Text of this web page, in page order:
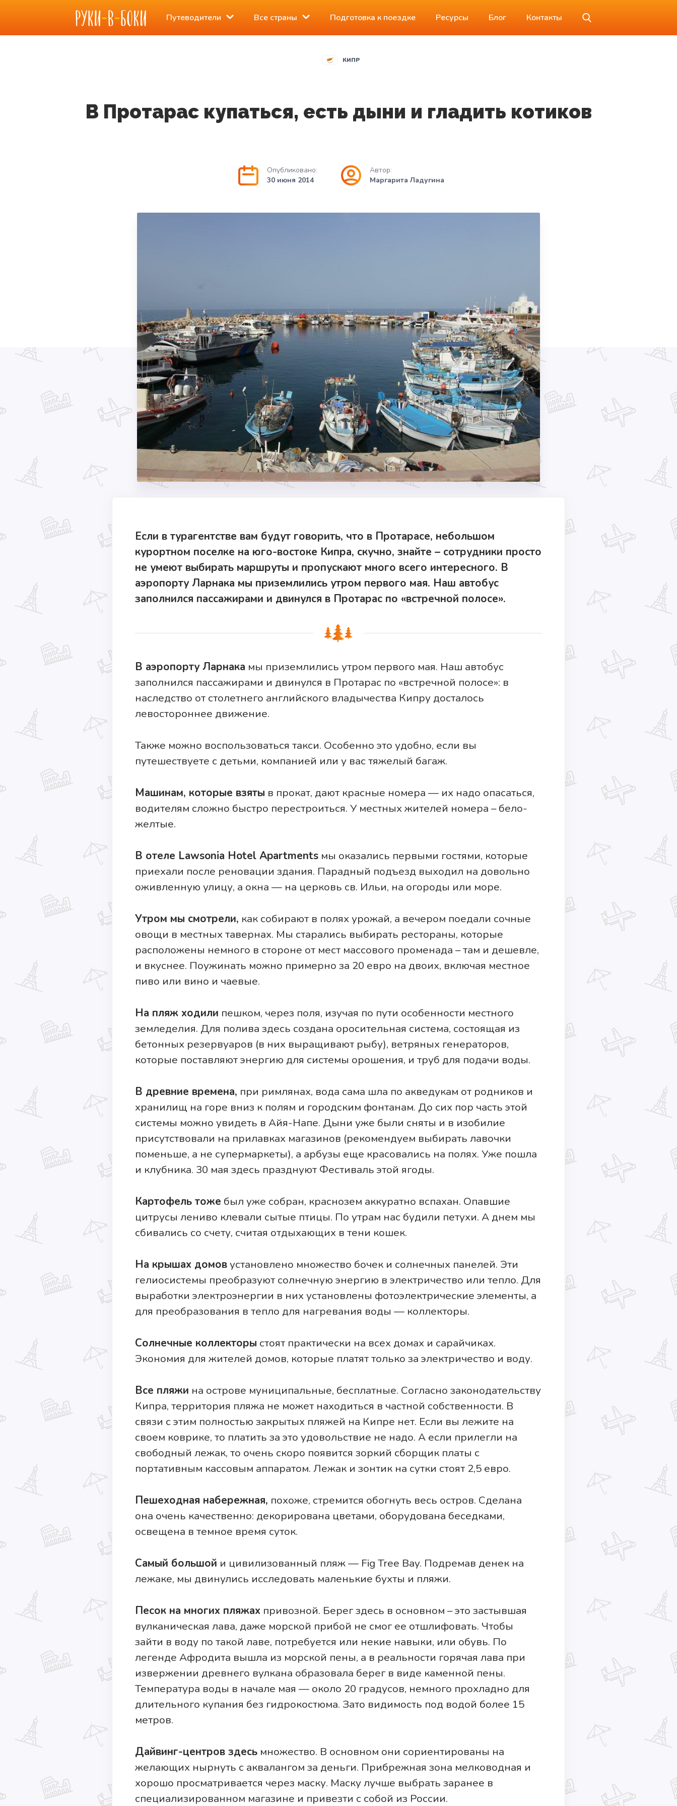
Путеводители Все страны Подготовка к поездке Ресурсы Блог Контакты
КИПР
В Протарас купаться, есть дыни и гладить котиков
Опубликовано:
30 июня 2014
Автор:
Маргарита Ладугина
Если в турагентстве вам будут говорить, что в Протарасе, небольшом
курортном поселке на юго-востоке Кипра, скучно, знайте – сотрудники просто
не умеют выбирать маршруты и пропускают много всего интересного. В
аэропорту Ларнака мы приземлились утром первого мая. Наш автобус
заполнился пассажирами и двинулся в Протарас по «встречной полосе».
В аэропорту Ларнака мы приземлились утром первого мая. Наш автобус
заполнился пассажирами и двинулся в Протарас по «встречной полосе»: в
наследство от столетнего английского владычества Кипру досталось
левостороннее движение.
Также можно воспользоваться такси. Особенно это удобно, если вы
путешествуете с детьми, компанией или у вас тяжелый багаж.
Машинам, которые взяты в прокат, дают красные номера — их надо опасаться,
водителям сложно быстро перестроиться. У местных жителей номера – бело-
желтые.
В отеле Lawsonia Hotel Apartments мы оказались первыми гостями, которые
приехали после реновации здания. Парадный подъезд выходил на довольно
оживленную улицу, а окна — на церковь св. Ильи, на огороды или море.
Утром мы смотрели, как собирают в полях урожай, а вечером поедали сочные
овощи в местных тавернах. Мы старались выбирать рестораны, которые
расположены немного в стороне от мест массового променада – там и дешевле,
и вкуснее. Поужинать можно примерно за 20 евро на двоих, включая местное
пиво или вино и чаевые.
На пляж ходили пешком, через поля, изучая по пути особенности местного
земледелия. Для полива здесь создана оросительная система, состоящая из
бетонных резервуаров (в них выращивают рыбу), ветряных генераторов,
которые поставляют энергию для системы орошения, и труб для подачи воды.
В древние времена, при римлянах, вода сама шла по акведукам от родников и
хранилищ на горе вниз к полям и городским фонтанам. До сих пор часть этой
системы можно увидеть в Айя-Напе. Дыни уже были сняты и в изобилие
присутствовали на прилавках магазинов (рекомендуем выбирать лавочки
поменьше, а не супермаркеты), а арбузы еще красовались на полях. Уже пошла
и клубника. 30 мая здесь празднуют Фестиваль этой ягоды.
Картофель тоже был уже собран, краснозем аккуратно вспахан. Опавшие
цитрусы лениво клевали сытые птицы. По утрам нас будили петухи. А днем мы
сбивались со счету, считая отдыхающих в тени кошек.
На крышах домовустановлено множество бочек и солнечных панелей. Эти
гелиосистемы преобразуют солнечную энергию в электричество или тепло. Для
выработки электроэнергии в них установлены фотоэлектрические элементы, а
для преобразования в тепло для нагревания воды — коллекторы.
Солнечные коллекторы стоят практически на всех домах и сарайчиках.
Экономия для жителей домов, которые платят только за электричество и воду.
Все пляжи на острове муниципальные, бесплатные. Согласно законодательству
Кипра, территория пляжа не может находиться в частной собственности. В
связи с этим полностью закрытых пляжей на Кипре нет. Если вы лежите на
своем коврике, то платить за это удовольствие не надо. А если прилегли на
свободный лежак, то очень скоро появится зоркий сборщик платы с
портативным кассовым аппаратом. Лежак и зонтик на сутки стоят 2,5 евро.
Пешеходная набережная, похоже, стремится обогнуть весь остров. Сделана
она очень качественно: декорирована цветами, оборудована беседками,
освещена в темное время суток.
Самый большой и цивилизованный пляж — Fig Tree Bay. Подремав денек на
лежаке, мы двинулись исследовать маленькие бухты и пляжи.
Песок на многих пляжах привозной. Берег здесь в основном – это застывшая
вулканическая лава, даже морской прибой не смог ее отшлифовать. Чтобы
зайти в воду по такой лаве, потребуется или некие навыки, или обувь. По
легенде Афродита вышла из морской пены, а в реальности горячая лава при
извержении древнего вулкана образовала берег в виде каменной пены.
Температура воды в начале мая — около 20 градусов, немного прохладно для
длительного купания без гидрокостюма. Зато видимость под водой более 15
метров.
Дайвинг-центров здесь множество. В основном они сориентированы на
желающих нырнуть с аквалангом за деньги. Прибрежная зона мелководная и
хорошо просматривается через маску. Маску лучше выбрать заранее в
специализированном магазине и привезти с собой из России.